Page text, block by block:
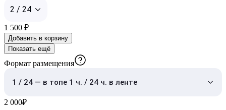
2 / 24
1 500 ₽
Добавить в корзину
Показать ещё
Формат размещения
1 / 24 — в топе 1 ч. / 24 ч. в ленте
2 000₽